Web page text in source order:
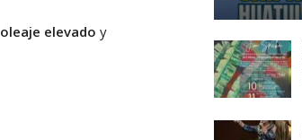
oleaje elevado y